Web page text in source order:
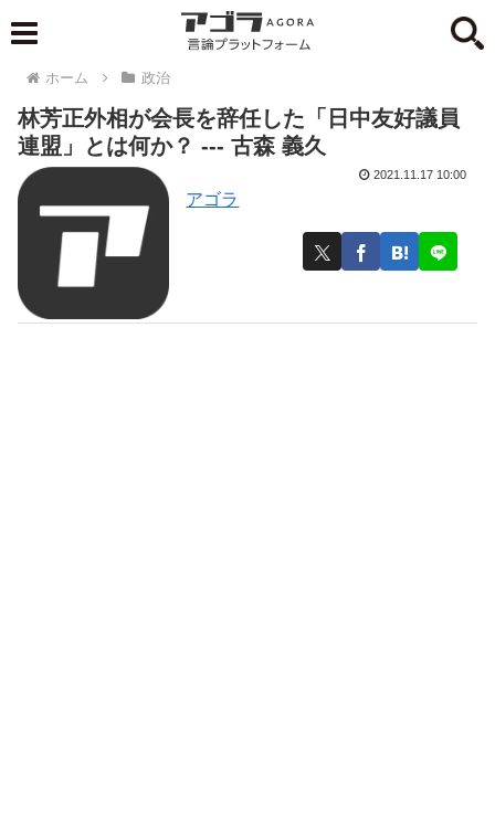
ホーム 政治
林芳正外相が会長を辞任した「日中友好議員
連盟」とは何か？ --- 古森 義久
アゴラ
2021.11.17 10:00